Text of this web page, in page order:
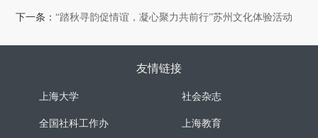
下一条：“踏秋寻韵促情谊，凝心聚力共前行”苏州文化体验活动
友情链接
上海大学 社会杂志
全国社科工作办 上海教育